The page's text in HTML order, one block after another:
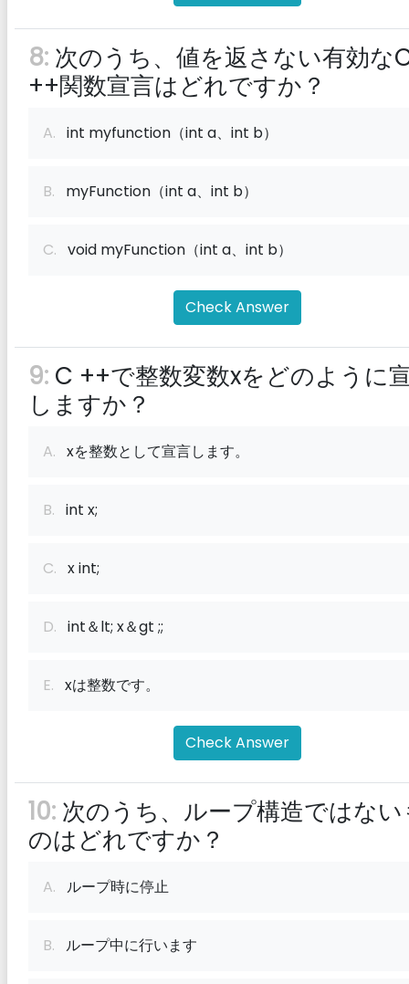
8: 次のうち、値を返さない有効な
++関数宣言はどれですか？
A. int myfunction（int a、int b）
B. myFunction（int a、int b）
C. void myFunction（int a、int b）
Check Answer
9: C ++で整数変数xをどのように
しますか？
A. xを整数として宣言します。
B. int x;
C. x int;
D. int＆lt; x＆gt ;;
E. xは整数です。
Check Answer
10: 次のうち、ループ構造ではな
のはどれですか？
A. ループ時に停止
B. ループ中に行います